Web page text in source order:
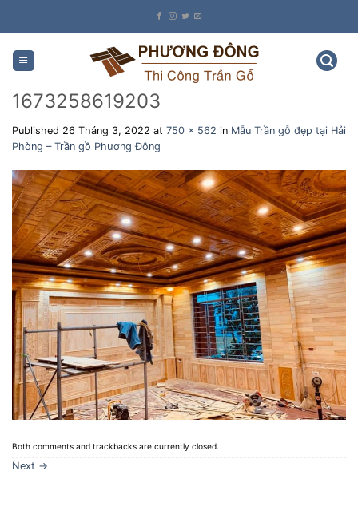
1673258619203
Published 26 Tháng 3, 2022 at 750 × 562 in Mẫu Trần gỗ đẹp tại Hải
Phòng – Trần gồ Phương Đông
Both comments and trackbacks are currently closed.
Next →